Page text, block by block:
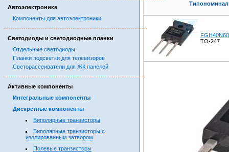
Автоэлектроника
Компоненты для автоэлектроники
Светодиоды и светодиодные планки
Отдельные светодиоды
Планки подсветки для телевизоров
Светорассеиватели для ЖК панелей
Активные компоненты
Интегральные компоненты
Дискретные компоненты
Биполярные транзисторы
Биполярные транзисторы с
изолированным затвором
Полевые транзисторы
Типономинал
TO-247